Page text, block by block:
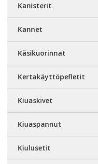
Kanisterit
Kannet
Käsikuorinnat
Kertakäyttöpefletit
Kiuaskivet
Kiuaspannut
Kiulusetit